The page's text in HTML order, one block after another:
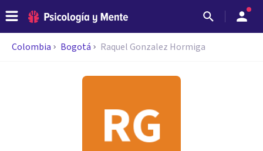
Colombia Bogotá Raquel Gonzalez Hormiga